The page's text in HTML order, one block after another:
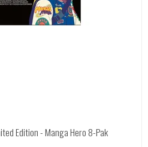
Edition - Manga Hero 8-Pak